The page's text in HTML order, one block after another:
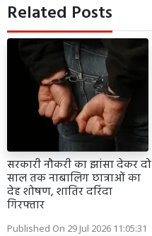
Related Posts
सरकारी नौकरी का झांसा देकर दो
साल तक नाबालिग छात्राओं का
देह शोषण, शातिर दरिंदा
गिरफ्तार
Published On 29 Jul 2026 11:05:31